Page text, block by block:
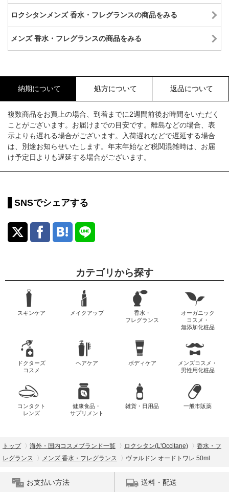
ロクシタンメンズ 香水・フレグランスの商品をみる
メンズ 香水・フレグランスの商品をみる
納期について 処方について 返品について
複数商品をお買上の場合、到着までに2週間前後お時間をいただく
ことがございます。お届けまでの目安です。離島などの場合、表
示よりも遅れる場合がございます。入荷遅れなどで遅延する場合
は、別途お知らせいたします。年末年始など税関混雑時は、お届
け予定日よりも遅延する場合がございます。
SNSでシェアする
カテゴリから探す
スキンケア メイクアップ
香水・
フレグランス
オーガニック
コスメ・
無添加化粧品
ドクターズ
コスメ
ヘアケア ボディケア
メンズコスメ・
男性用化粧品
コンタクト
レンズ
健康食品・
サプリメント
雑貨・日用品 一般市販薬
トップ 海外・国内コスメブランド一覧 ロクシタン(L'Occitane)
香水・フ
レグランス
メンズ 香水・フレグランス ヴァルドン オードトワレ 50ml
お支払い方法 送料・配送